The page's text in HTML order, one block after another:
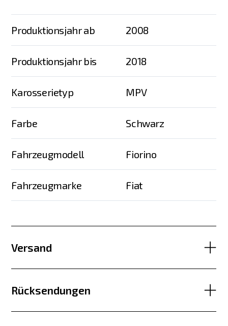
Produktionsjahr ab 2008
Produktionsjahr bis 2018
Karosserietyp MPV
Farbe Schwarz
Fahrzeugmodell Fiorino
Fahrzeugmarke Fiat
Versand
Rücksendungen